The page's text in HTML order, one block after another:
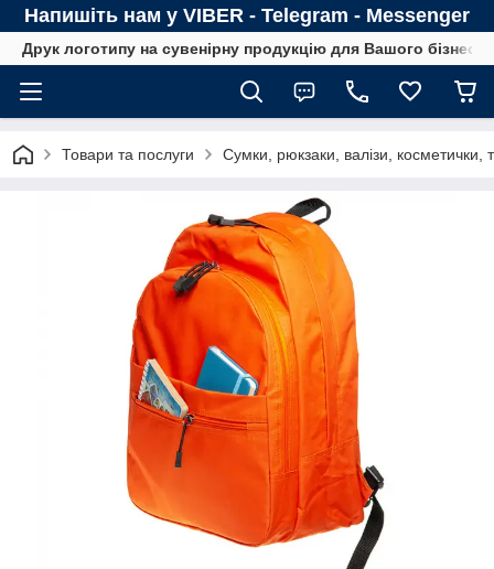
Напишіть нам у VIBER - Telegram - Messenger
Друк логотипу на сувенірну продукцію для Вашого бізнесу
Товари та послуги Сумки, рюкзаки, валізи, косметички,